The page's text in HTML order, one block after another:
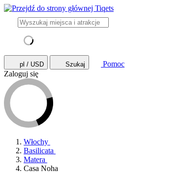
pl / USD Szukaj
Pomoc
Zaloguj się
Włochy
Basilicata
Matera
Casa Noha